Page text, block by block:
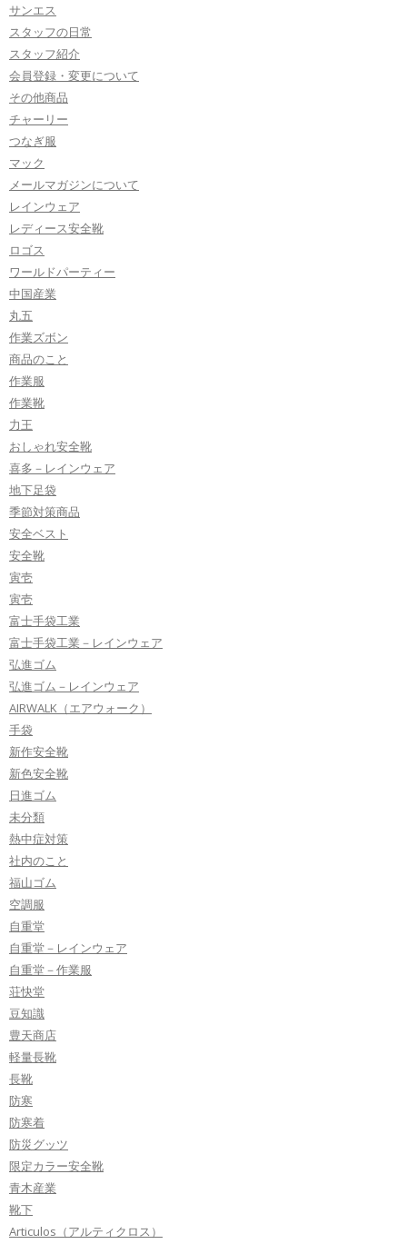
サンエス
スタッフの日常
スタッフ紹介
会員登録・変更について
その他商品
チャーリー
つなぎ服
マック
メールマガジンについて
レインウェア
レディース安全靴
ロゴス
ワールドパーティー
中国産業
丸五
作業ズボン
商品のこと
作業服
作業靴
力王
おしゃれ安全靴
喜多－レインウェア
地下足袋
季節対策商品
安全ベスト
安全靴
寅壱
寅壱
富士手袋工業
富士手袋工業－レインウェア
弘進ゴム
弘進ゴム－レインウェア
AIRWALK（エアウォーク）
手袋
新作安全靴
新色安全靴
日進ゴム
未分類
熱中症対策
社内のこと
福山ゴム
空調服
自重堂
自重堂－レインウェア
自重堂－作業服
荘快堂
豆知識
豊天商店
軽量長靴
長靴
防寒
防寒着
防災グッツ
限定カラー安全靴
青木産業
靴下
Articulos（アルティクロス）